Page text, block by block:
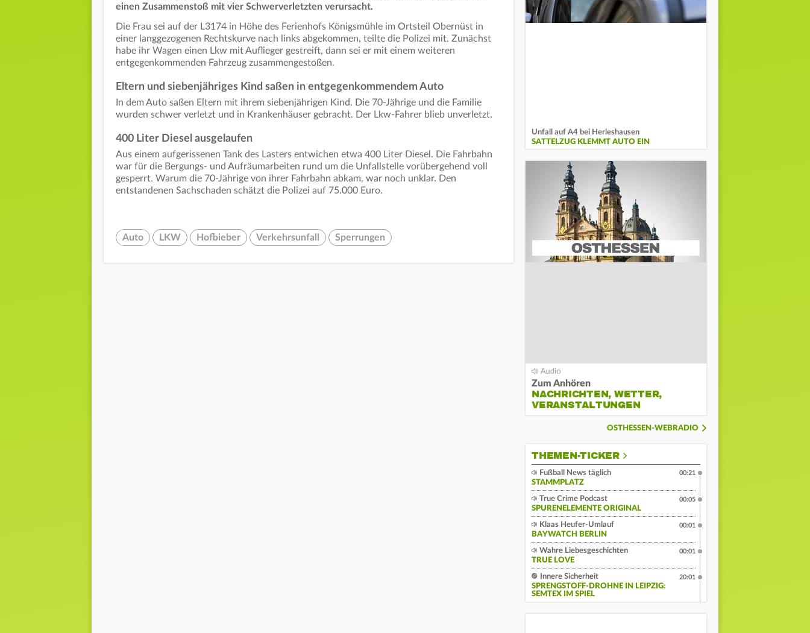
einen Zusammenstoß mit vier Schwerverletzten verursacht.
Die Frau sei auf der L3174 in Höhe des Ferienhofs Königsmühle im Ortsteil Obernüst in
einer langgezogenen Rechtskurve nach links abgekommen, teilte die Polizei mit. Zunächst
habe ihr Wagen einen Lkw mit Auflieger gestreift, dann sei er mit einem weiteren
entgegenkommenden Fahrzeug zusammengestoßen.
Eltern und siebenjähriges Kind saßen in entgegenkommendem Auto
In dem Auto saßen Eltern mit ihrem siebenjährigen Kind. Die 70-Jährige und die Familie
wurden schwer verletzt und in Krankenhäuser gebracht. Der Lkw-Fahrer blieb unverletzt.
400 Liter Diesel ausgelaufen
Aus einem aufgerissenen Tank des Lasters entwichen etwa 400 Liter Diesel. Die Fahrbahn
war für die Bergungs- und Aufräumarbeiten rund um die Unfallstelle vorübergehend voll
gesperrt. Warum die 70-Jährige von ihrer Fahrbahn abkam, war noch unklar. Den
entstandenen Sachschaden schätzt die Polizei auf 75.000 Euro.
Auto LKW Hofbieber Verkehrsunfall Sperrungen
Unfall auf A4 bei Herleshausen
SATTELZUG KLEMMT AUTO EIN
Zum Anhören
NACHRICHTEN, WETTER,
VERANSTALTUNGEN
OSTHESSEN-WEBRADIO
THEMEN-TICKER
Fußball News täglich
STAMMPLATZ
00:21
True Crime Podcast
SPURENELEMENTE ORIGINAL
00:05
Klaas Heufer-Umlauf
BAYWATCH BERLIN
00:01
Wahre Liebesgeschichten
TRUE LOVE
00:01
Innere Sicherheit
SPRENGSTOFF-DROHNE IN LEIPZIG:
SEMTEX IM SPIEL
20:01